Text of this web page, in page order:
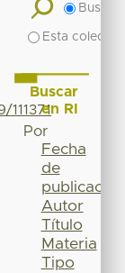
Buscar
Esta
Buscar
en RI
Por
Fecha
de
publicación
Autor
Título
Materia
Tipo